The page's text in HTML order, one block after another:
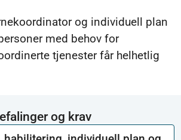
og individuell plan
med behov for
tjenester får helhetlig
og krav